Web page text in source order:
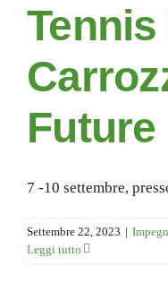
Tennis
Future
7 -10 settembre,
Settembre 22, 2023 |
Leggi tutto